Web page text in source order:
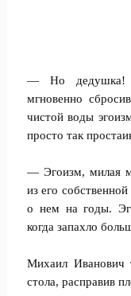
— Но дедушка!
мгновенно
чистой воды
просто так
— Эгоизм, милая
из его
о нем на годы.
когда запахло
Михаил Иванович
стола, расправив